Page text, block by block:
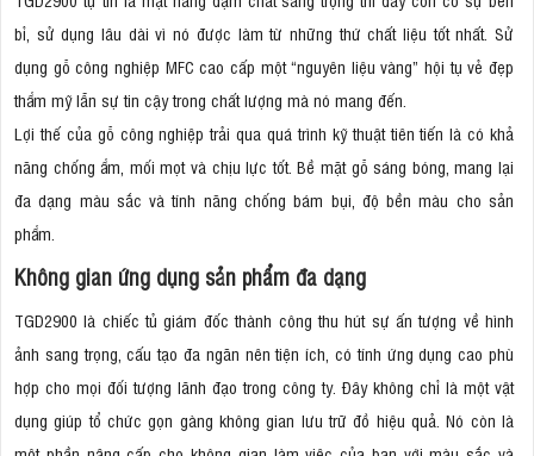
bỉ, sử dụng lâu dài vì nó được làm từ những thứ chất liệu tốt nhất. Sử
dụng gỗ công nghiệp MFC cao cấp một “nguyên liệu vàng” hội tụ vẻ đẹp
thẩm mỹ lẫn sự tin cậy trong chất lượng mà nó mang đến.
Lợi thế của gỗ công nghiệp trải qua quá trình kỹ thuật tiên tiến là có khả
năng chống ẩm, mối mọt và chịu lực tốt. Bề mặt gỗ sáng bóng, mang lại
đa dạng màu sắc và tính năng chống bám bụi, độ bền màu cho sản
phẩm.
Không gian ứng dụng sản phẩm đa dạng
TGD2900 là chiếc tủ giám đốc thành công thu hút sự ấn tượng về hình
ảnh sang trọng, cấu tạo đa ngăn nên tiện ích, có tính ứng dụng cao phù
hợp cho mọi đối tượng lãnh đạo trong công ty. Đây không chỉ là một vật
dụng giúp tổ chức gọn gàng không gian lưu trữ đồ hiệu quả. Nó còn là